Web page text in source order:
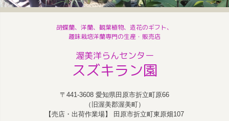
胡蝶蘭、洋蘭、観葉植物、造花のギフト、
趣味栽培洋蘭専門の生産・販売店
渥美洋らんセンター
スズキラン園
〒441-3608 愛知県田原市折立町原66
（旧渥美郡渥美町）
【売店・出荷作業場】 田原市折立町東原畑107